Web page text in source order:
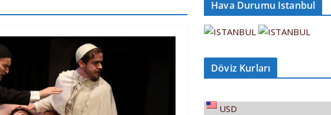
Hava Durumu Istanbul
Döviz Kurları
USD